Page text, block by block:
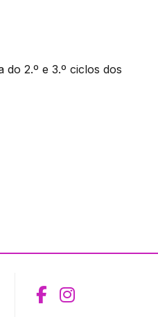
2.º e 3.º ciclos dos
Aceder ao
Aceder